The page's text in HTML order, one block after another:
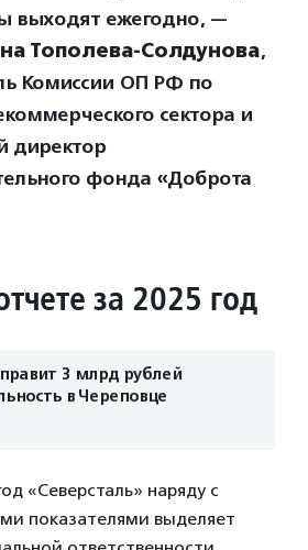
выходят ежегодно, —
Тополева-Солдунова,
Комиссии ОП РФ по
сектора и
директор
фонда «Доброта
за 2025 год
3 млрд рублей
в Череповце
«Северсталь» наряду с
показателями выделяет